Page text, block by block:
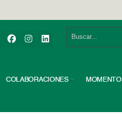
COLABORACIONES